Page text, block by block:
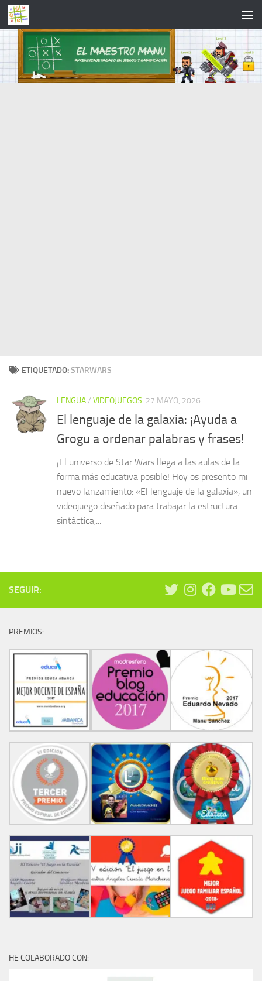
Saltar al contenido
ETIQUETADO:STARWARS
LENGUA/ VIDEOJUEGOS 27 MAYO, 2026
El lenguaje de la galaxia: ¡Ayuda a
Grogu a ordenar palabras y frases!
¡El universo de Star Wars llega a las aulas de la
forma más educativa posible! Hoy os presento mi
nuevo lanzamiento: «El lenguaje de la galaxia», un
videojuego diseñado para trabajar la estructura
sintáctica,...
SEGUIR:
PREMIOS:
HE COLABORADO CON: